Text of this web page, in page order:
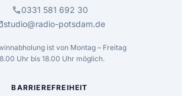
call0331 581 692 30
studio@radio-potsdam.de
ist von Montag – Freitag
Uhr bis 18.00 Uhr möglich.
BARRIEREFREIHEIT